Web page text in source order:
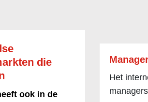
die
ook in de
Het
managers